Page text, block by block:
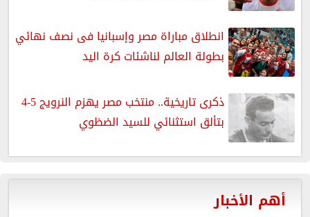
انطلاق مباراة مصر وإسبانيا فى نصف نهائي
بطولة العالم لناشئات كرة اليد
ذكرى تاريخية.. منتخب مصر يهزم النرويج 5-4
بتألق استثنائي للسيد الضظوي
أهم الأخبار